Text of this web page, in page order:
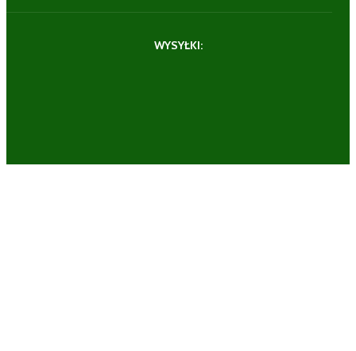
WYSYŁKI: